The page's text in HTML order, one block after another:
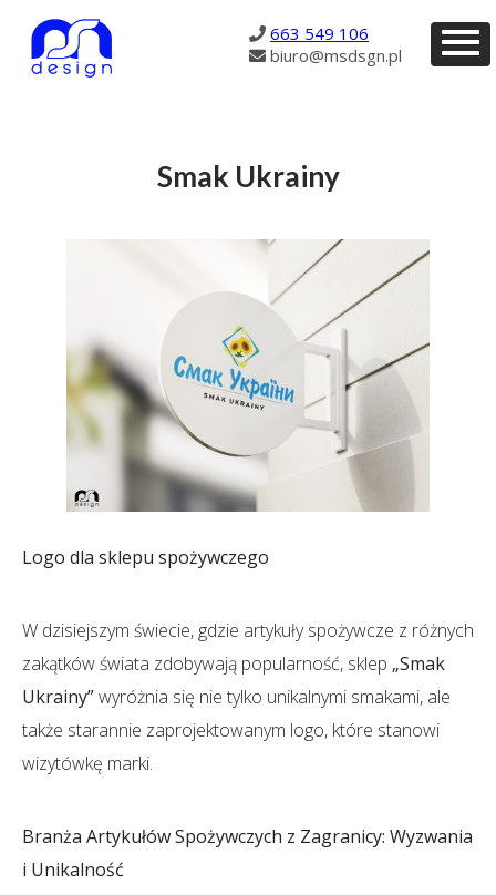
663 549 106
biuro@msdsgn.pl
Smak Ukrainy
Logo dla sklepu spożywczego
W dzisiejszym świecie, gdzie artykuły spożywcze z różnych
zakątków świata zdobywają popularność, sklep „Smak
Ukrainy”wyróżnia się nie tylko unikalnymi smakami, ale
także starannie zaprojektowanym logo, które stanowi
wizytówkę marki.
Branża Artykułów Spożywczych z Zagranicy: Wyzwania
i Unikalność